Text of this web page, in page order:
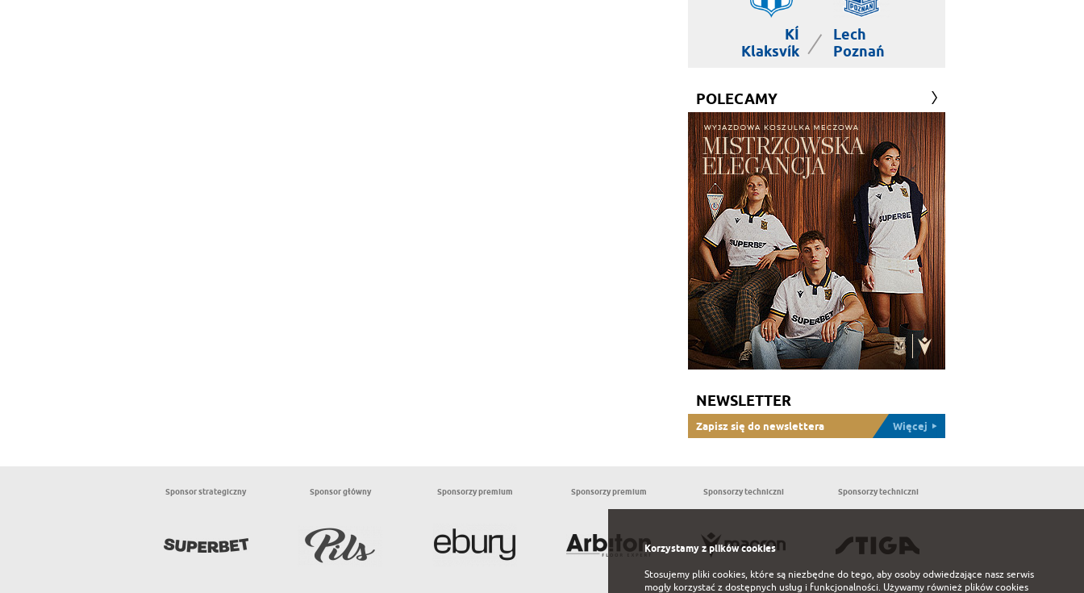
KÍ
Klaksvík
|
Lech
Poznań
POLECAMY
NEWSLETTER
Zapisz się do newslettera Więcej
Sponsor strategiczny Sponsor główny Sponsorzy premium Sponsorzy premium Sponsorzy techniczni Sponsorzy techniczni
Korzystamy z plików cookies
Stosujemy pliki cookies, które są niezbędne do tego, aby osoby odwiedzające nasz serwis
mogły korzystać z dostępnych usług i funkcjonalności. Używamy również plików cookies